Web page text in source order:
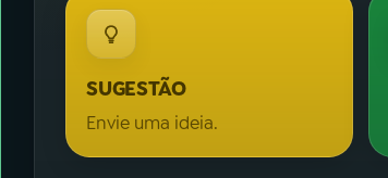
SUGESTÃO
Envie uma ideia.